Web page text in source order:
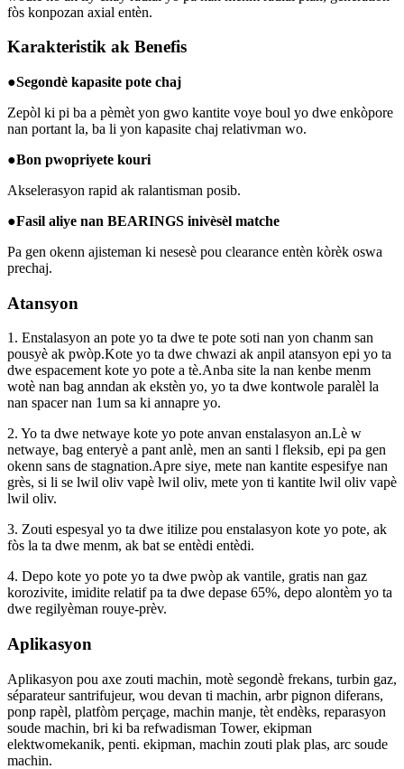
fòs konpozan axial entèn.
Karakteristik ak Benefis
●Segondè kapasite pote chaj
Zepòl ki pi ba a pèmèt yon gwo kantite voye boul yo dwe enkòpore
nan portant la, ba li yon kapasite chaj relativman wo.
●Bon pwopriyete kouri
Akselerasyon rapid ak ralantisman posib.
●Fasil aliye nan BEARINGS inivèsèl matche
Pa gen okenn ajisteman ki nesesè pou clearance entèn kòrèk oswa
prechaj.
Atansyon
1. Enstalasyon an pote yo ta dwe te pote soti nan yon chanm san
pousyè ak pwòp.Kote yo ta dwe chwazi ak anpil atansyon epi yo ta
dwe espacement kote yo pote a tè.Anba site la nan kenbe menm
wotè nan bag anndan ak ekstèn yo, yo ta dwe kontwole paralèl la
nan spacer nan 1um sa ki annapre yo.
2. Yo ta dwe netwaye kote yo pote anvan enstalasyon an.Lè w
netwaye, bag enteryè a pant anlè, men an santi l fleksib, epi pa gen
okenn sans de stagnation.Apre siye, mete nan kantite espesifye nan
grès, si li se lwil oliv vapè lwil oliv, mete yon ti kantite lwil oliv vapè
lwil oliv.
3. Zouti espesyal yo ta dwe itilize pou enstalasyon kote yo pote, ak
fòs la ta dwe menm, ak bat se entèdi entèdi.
4. Depo kote yo pote yo ta dwe pwòp ak vantile, gratis nan gaz
korozivite, imidite relatif pa ta dwe depase 65%, depo alontèm yo ta
dwe regilyèman rouye-prèv.
Aplikasyon
Aplikasyon pou axe zouti machin, motè segondè frekans, turbin gaz,
séparateur santrifujeur, wou devan ti machin, arbr pignon diferans,
ponp rapèl, platfòm perçage, machin manje, tèt endèks, reparasyon
soude machin, bri ki ba refwadisman Tower, ekipman
elektwomekanik, penti. ekipman, machin zouti plak plas, arc soude
machin.